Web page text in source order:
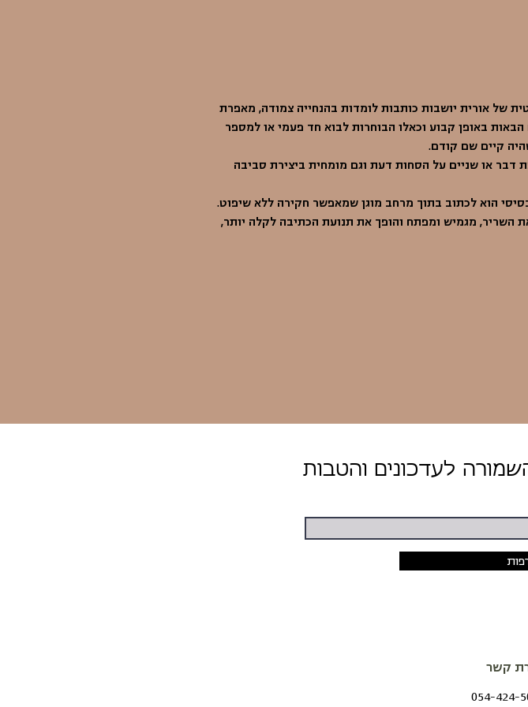
של אורית יושבות כותבות לומדות בהנחייה צמודה, מאפרת
באופן קבוע וכאלו הבוחרות לבוא חד פעמי או למספר
קיים שם קודם.
דבר או שניים על הסחות דעת וגם מומחית ביצירת סביבה
הוא לכתוב בתוך מרחב מוגן שמאפשר חקירה ללא שיפוט.
השריר, מגמיש ומפתח והופך את תנועת הכתיבה לקלה יותר,
קשר
054-424-